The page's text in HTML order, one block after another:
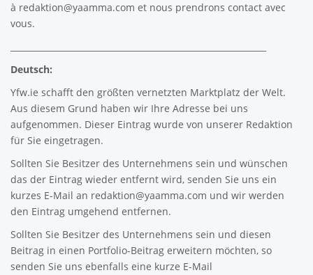
à redaktion@yaamma.com et nous prendrons contact avec
vous.
Deutsch:
Yfw.ie schafft den größten vernetzten Marktplatz der Welt.
Aus diesem Grund haben wir Ihre Adresse bei uns
aufgenommen. Dieser Eintrag wurde von unserer Redaktion
für Sie eingetragen.
Sollten Sie Besitzer des Unternehmens sein und wünschen
das der Eintrag wieder entfernt wird, senden Sie uns ein
kurzes E-Mail an redaktion@yaamma.com und wir werden
den Eintrag umgehend entfernen.
Sollten Sie Besitzer des Unternehmens sein und diesen
Beitrag in einen Portfolio-Beitrag erweitern möchten, so
senden Sie uns ebenfalls eine kurze E-Mail